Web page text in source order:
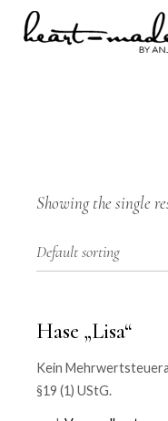
Showing the single
Hase „Lisa“
Kein
§19 (1) UStG.